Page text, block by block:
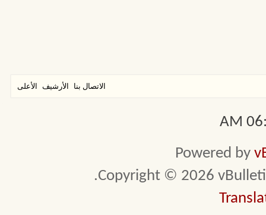
الاتصال بنا الأرشيف الأعلى
Powered by
Copyright © 2026